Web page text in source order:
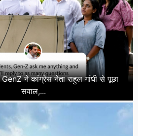
ने कांग्रेस नेता राहुल गांधी से पूछा
सवाल,...